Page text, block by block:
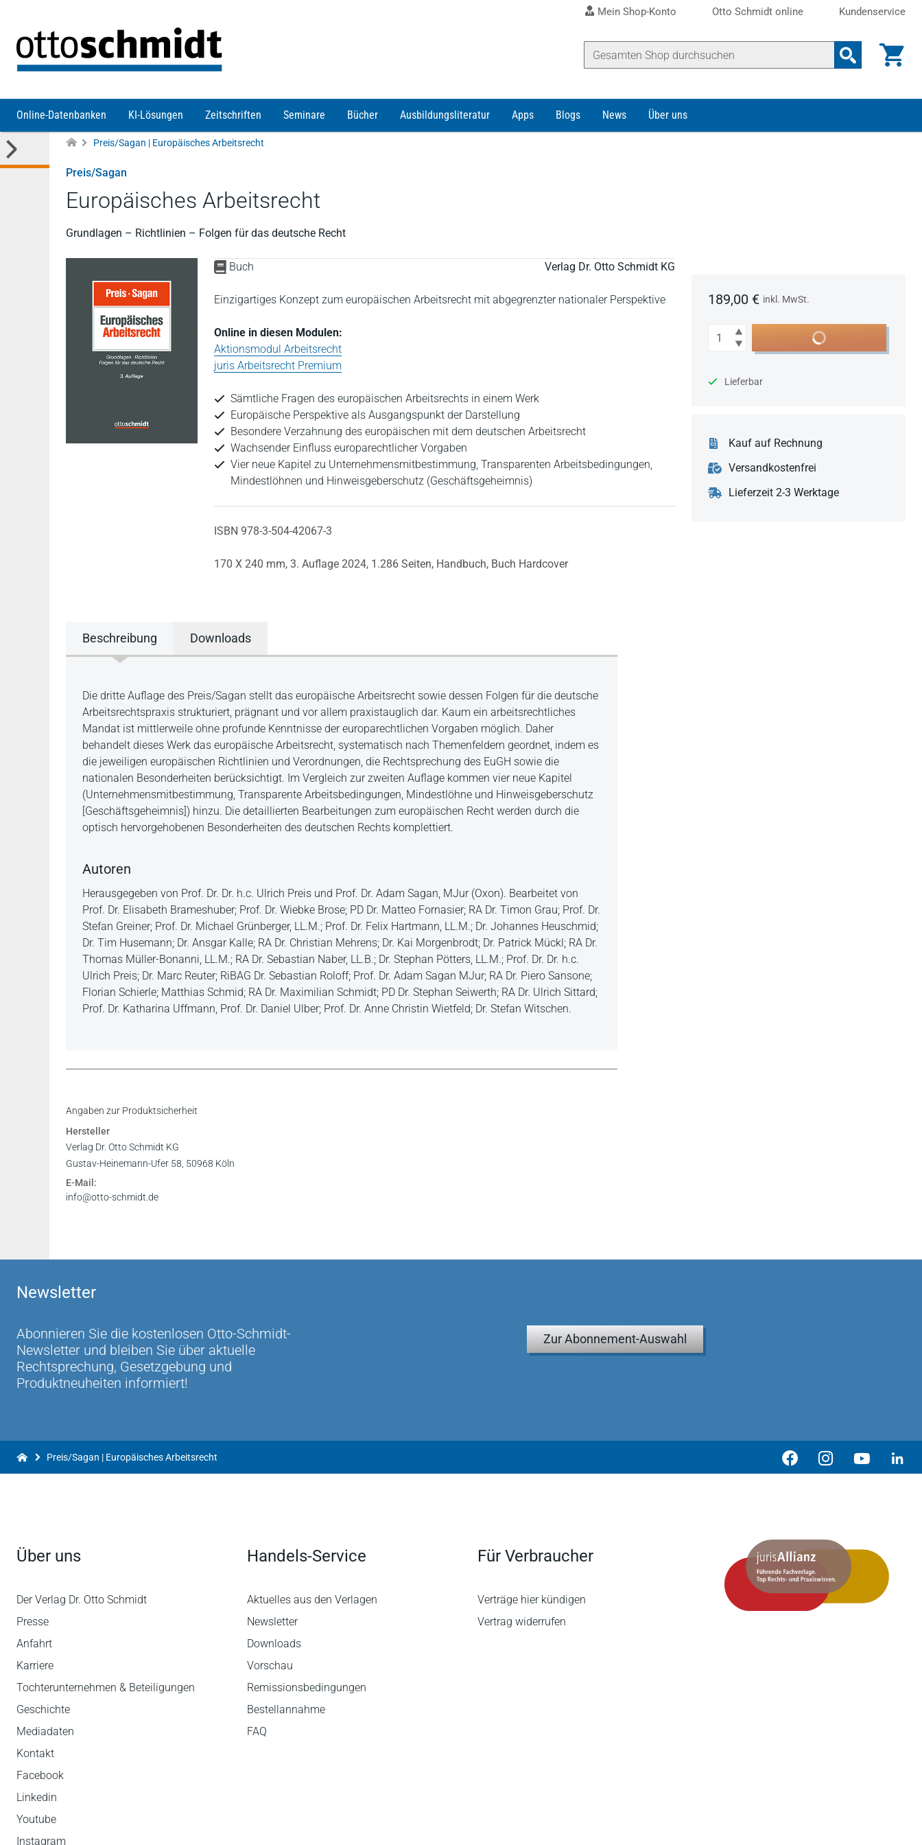
Mein Shop-Konto Otto Schmidt online Kundenservice
Online-Datenbanken KI-Lösungen Zeitschriften Seminare Bücher Ausbildungsliteratur Apps Blogs News Über uns
Preis/Sagan | Europäisches Arbeitsrecht
Preis/Sagan
Europäisches Arbeitsrecht
Grundlagen – Richtlinien – Folgen für das deutsche Recht
Buch Verlag Dr. Otto Schmidt KG
Einzigartiges Konzept zum europäischen Arbeitsrecht mit abgegrenzter nationaler Perspektive
Online in diesen Modulen:
Aktionsmodul Arbeitsrecht
juris Arbeitsrecht Premium
Sämtliche Fragen des europäischen Arbeitsrechts in einem Werk
Europäische Perspektive als Ausgangspunkt der Darstellung
Besondere Verzahnung des europäischen mit dem deutschen Arbeitsrecht
Wachsender Einfluss europarechtlicher Vorgaben
Vier neue Kapitel zu Unternehmensmitbestimmung, Transparenten Arbeitsbedingungen,
Mindestlöhnen und Hinweisgeberschutz (Geschäftsgeheimnis)
ISBN 978-3-504-42067-3
170 X 240 mm, 3. Auflage 2024, 1.286 Seiten, Handbuch, Buch Hardcover
189,00 € inkl. MwSt.
Anzahl In den Warenkorb
Lieferbar
Kauf auf Rechnung
Versandkostenfrei
Lieferzeit 2-3 Werktage
Beschreibung Downloads
Beschreibung
Die dritte Auflage des Preis/Sagan stellt das europäische Arbeitsrecht sowie dessen Folgen für die deutsche
Arbeitsrechtspraxis strukturiert, prägnant und vor allem praxistauglich dar. Kaum ein arbeitsrechtliches
Mandat ist mittlerweile ohne profunde Kenntnisse der europarechtlichen Vorgaben möglich. Daher
behandelt dieses Werk das europäische Arbeitsrecht, systematisch nach Themenfeldern geordnet, indem es
die jeweiligen europäischen Richtlinien und Verordnungen, die Rechtsprechung des EuGH sowie die
nationalen Besonderheiten berücksichtigt. Im Vergleich zur zweiten Auflage kommen vier neue Kapitel
(Unternehmensmitbestimmung, Transparente Arbeitsbedingungen, Mindestlöhne und Hinweisgeberschutz
[Geschäftsgeheimnis]) hinzu. Die detaillierten Bearbeitungen zum europäischen Recht werden durch die
optisch hervorgehobenen Besonderheiten des deutschen Rechts komplettiert.
Autoren
Herausgegeben von Prof. Dr. Dr. h.c. Ulrich Preis und Prof. Dr. Adam Sagan, MJur (Oxon). Bearbeitet von
Prof. Dr. Elisabeth Brameshuber; Prof. Dr. Wiebke Brose; PD Dr. Matteo Fornasier; RA Dr. Timon Grau; Prof. Dr.
Stefan Greiner; Prof. Dr. Michael Grünberger, LL.M.; Prof. Dr. Felix Hartmann, LL.M.; Dr. Johannes Heuschmid;
Dr. Tim Husemann; Dr. Ansgar Kalle; RA Dr. Christian Mehrens; Dr. Kai Morgenbrodt; Dr. Patrick Mückl; RA Dr.
Thomas Müller-Bonanni, LL.M.; RA Dr. Sebastian Naber, LL.B.; Dr. Stephan Pötters, LL.M.; Prof. Dr. Dr. h.c.
Ulrich Preis; Dr. Marc Reuter; RiBAG Dr. Sebastian Roloff; Prof. Dr. Adam Sagan MJur; RA Dr. Piero Sansone;
Florian Schierle; Matthias Schmid; RA Dr. Maximilian Schmidt; PD Dr. Stephan Seiwerth; RA Dr. Ulrich Sittard;
Prof. Dr. Katharina Uffmann, Prof. Dr. Daniel Ulber; Prof. Dr. Anne Christin Wietfeld; Dr. Stefan Witschen.
Leseprobe
Angaben zur Produktsicherheit
Hersteller
Verlag Dr. Otto Schmidt KG
Gustav-Heinemann-Ufer 58, 50968 Köln
E-Mail:
info@otto-schmidt.de
Newsletter
Abonnieren Sie die kostenlosen Otto-Schmidt-
Newsletter und bleiben Sie über aktuelle
Rechtsprechung, Gesetzgebung und
Produktneuheiten informiert!
Zur Abonnement-Auswahl
Preis/Sagan | Europäisches Arbeitsrecht
Über uns
Der Verlag Dr. Otto Schmidt
Presse
Anfahrt
Karriere
Tochterunternehmen & Beteiligungen
Geschichte
Mediadaten
Kontakt
Facebook
Linkedin
Youtube
Instagram
Handels-Service
Aktuelles aus den Verlagen
Newsletter
Downloads
Vorschau
Remissionsbedingungen
Bestellannahme
FAQ
Für Verbraucher
Verträge hier kündigen
Vertrag widerrufen